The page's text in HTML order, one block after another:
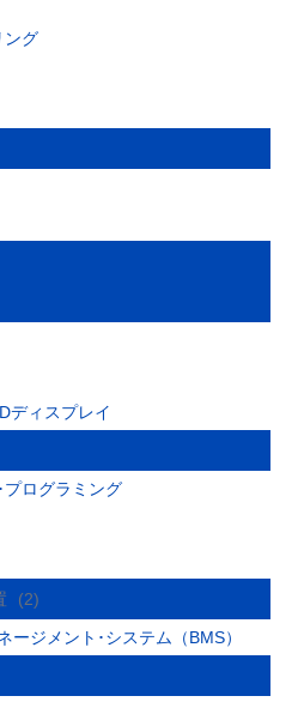
ング
ディスプレイ
プログラミング
(2)
ージメント･システム（BMS）